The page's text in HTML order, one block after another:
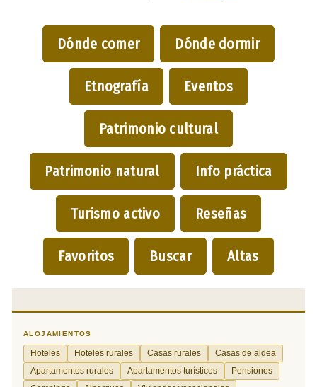
Dónde comer Dónde dormir
Etnografía Eventos
Patrimonio cultural
Patrimonio natural Info práctica
Turismo activo Reseñas
Favoritos Buscar Altas